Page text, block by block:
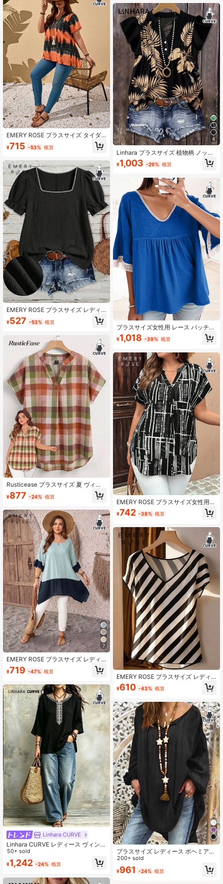
EMERY ROSE プラスサイズ タイダ
イ アシンメトリーヘム カジュアルシ
ャツ、チュニックトップス、女性用
ヘミアン風女性用、ウエスタン女性
用、フェスティバル女性用、カント
リーコンサート用、ボヘミアン風女
性用、プライドライフ、LGBTQ レズ
ビアンプライドデー、プライド女
性、レインボープライドギフト
¥715 -53% 概算
EMERY ROSE プラスサイズ レディ
ース カジュアル バカンス 貝殻 フロ
ーラル 装飾 スクエアネック ランタ
フォンブラウス、夏のバカンス着
¥527 -53% 概算
Rusticease プラスサイズ 夏 ヴィン
テージ チェック柄 ノッチネック バ
ットウィングスリーブ シャツ
¥877 -24% 概算
7
EMERY ROSE プラスサイズ レディ
ース サマー カジュアル ラウンドネ
ック バットウィング 半袖 ルーズ ア
ントラストカラー ブラウス
¥719 -47% 概算
Linhara CURVE
Linhara CURVE レディース ヴィンテ
ージカジュアルシャツ 上品でエレガ
ント 夏休みスタイル 夏の爽やかで快
適な 夏のヴィンテージエキゾチック
ル プラスサイズ レディースシャツ
50+ sold
¥1,242 -24% 概算
4
Linhara プラスサイズ 植物柄 ノッチ
カラー カジュアル バケーションシャ
ツ
¥1,003 -29% 概算
プラスサイズ女性用 レース パッチワ
ーク カジュアル 半袖 ルーズTシャツ
¥1,018 -39% 概算
EMERY ROSE プラスサイズ女性用幾
何学プリントVネック バットウィン
グ 半袖カジュアルシャツ
¥742 -38% 概算
EMERY ROSE プラスサイズ レディ
ース カラーブロック ストライプ 半
袖 カジュアルトップス
¥610 -43% 概算
プラスサイズ レディース ボヘミアン
風 ルーズ Vネック トップス 軽量 フ
ェイクリネン調 夏用 カントリー ビ
ーチ ブラック
200+ sold
¥961 -24% 概算